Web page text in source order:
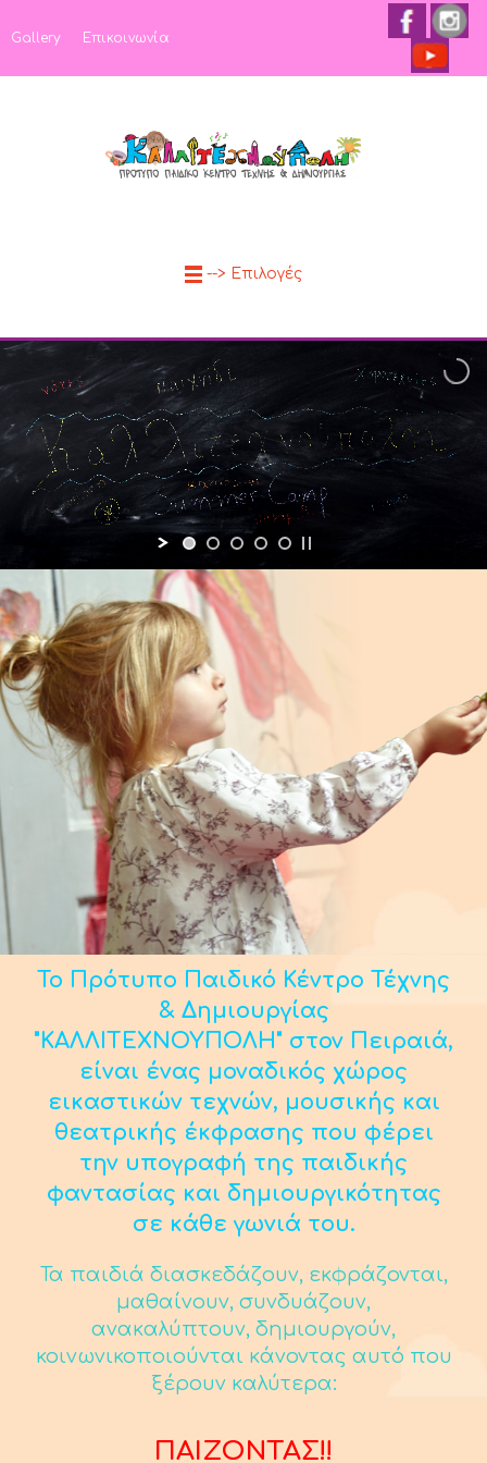
Gallery Επικοινωνία
--> Επιλογές
Το Πρότυπο Παιδικό Κέντρο Τέχνης
& Δημιουργίας
"ΚΑΛΛΙΤΕΧΝΟΥΠΟΛΗ" στον Πειραιά,
είναι ένας μοναδικός χώρος
εικαστικών τεχνών, μουσικής και
θεατρικής έκφρασης που φέρει
την υπογραφή της παιδικής
φαντασίας και δημιουργικότητας
σε κάθε γωνιά του.
Τα παιδιά διασκεδάζουν, εκφράζονται,
μαθαίνουν, συνδυάζουν,
ανακαλύπτουν, δημιουργούν,
κοινωνικοποιούνται κάνοντας αυτό που
ξέρουν καλύτερα:
ΠΑΙΖΟΝΤΑΣ!!